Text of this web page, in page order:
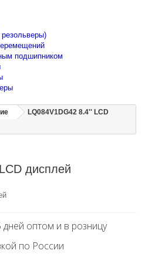
подшипником
LQ084V1DG42 8.4'' LCD
дисплей
дней оптом и в розницу
по России